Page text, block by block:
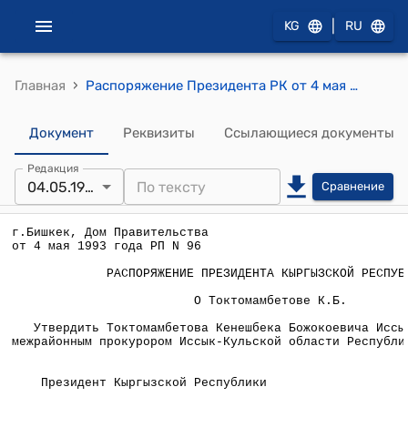
KG RU
Главная › Распоряжение Президента РК от 4 мая 1993 года N РП-96 "О Токтомамбетове К.Б."
Документ Реквизиты Ссылающиеся документы
Редакция
04.05.1993 Сравнение